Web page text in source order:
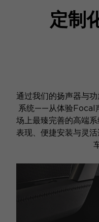
定制
通过我们的扬声器与
系统——从体验Focal
场上最臻完善的高端
表现、便捷安装与灵